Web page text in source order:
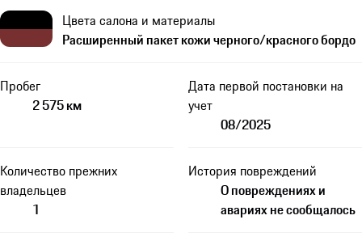
Цвета салона и материалы
Расширенный пакет кожи черного/красного бордо
Пробег
2 575 км
Дата первой постановки на
учет
08/2025
Количество прежних
владельцев
1
История повреждений
О повреждениях и
авариях не сообщалось